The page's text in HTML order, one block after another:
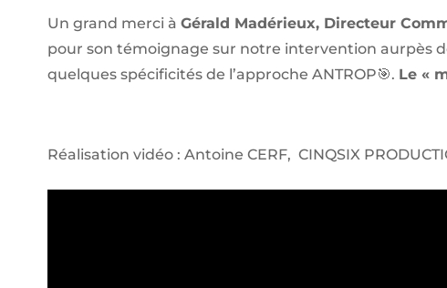
Un grand merci à Gérald Madérieux, Directeur
pour son témoignage sur notre intervention aurpès
quelques spécificités de l’approche ANTROP🎯. Le «
Réalisation vidéo : Antoine CERF, CINQSIX